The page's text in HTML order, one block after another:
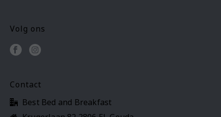
Volg ons
Contact
Best Bed and Breakfast